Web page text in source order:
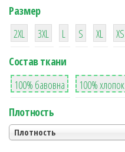
Размер
38
2XL
16
3XL
42
L
42
S
42
XL XS
Состав ткани
8
100% бавовна
36
100% хлопок
Плотность
Плотность